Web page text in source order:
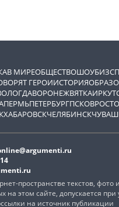
В МИРЕОБЩЕСТВОШОУБИЗ
ГЕРОИИСТОРИЯ
ВОРОНЕЖВЯТКА
ПЕРМЬПЕТЕРБУРГПСКОВ
ХАБАРОВСКЧЕЛЯБИНСК
пространстве текстов, фото и
на этом сайте, допускается при
на источник публикации